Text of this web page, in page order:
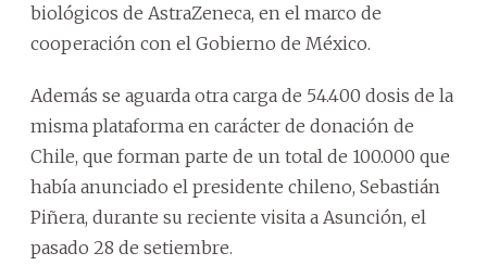
biológicos de AstraZeneca, en el marco de
cooperación con el Gobierno de México.
Además se aguarda otra carga de 54.400 dosis de la
misma plataforma en carácter de donación de
Chile, que forman parte de un total de 100.000 que
había anunciado el presidente chileno, Sebastián
Piñera, durante su reciente visita a Asunción, el
pasado 28 de setiembre.